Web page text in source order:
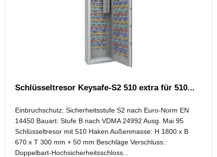
Schlüsseltresor Keysafe-S2 510 extra für 510...
Einbruchschutz: Sicherheitsstufe S2 nach Euro-Norm EN
14450 Bauart: Stufe B nach VDMA 24992 Ausg. Mai 95
Schlüsseltresor mit 510 Haken Außenmasse: H 1800 x B
670 x T 300 mm + 50 mm Beschläge Verschluss::
Doppelbart-Hochsicherheitsschloss...